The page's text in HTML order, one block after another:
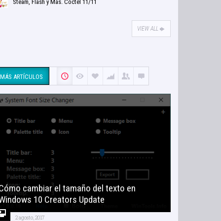
Steam, Flash y Más. Cóctel 11/11
VIEW ALL
MÁS ARTÍCULOS
cambiar el tamaño del texto en
10 Creators Update
2 agosto, 2017